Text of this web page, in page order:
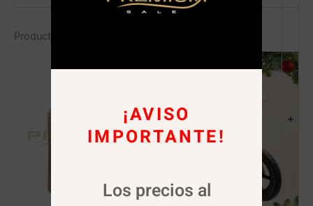
+
Productos relacionados
¡AVISO
IMPORTANTE!
Los precios al